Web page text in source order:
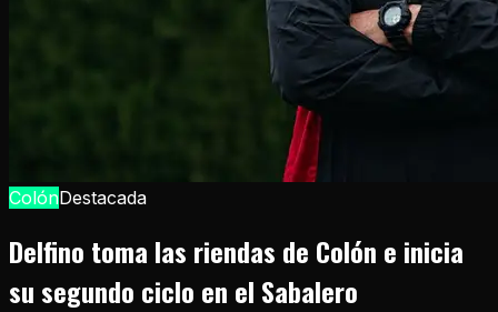
ColónDestacada
Delfino toma las riendas de Colón e inicia
su segundo ciclo en el Sabalero